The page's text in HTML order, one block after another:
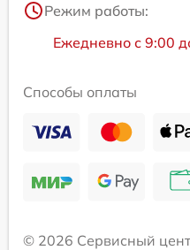
Режим работы:
Ежедневно с 9:00
Способы оплаты
© 2026 Сервисный